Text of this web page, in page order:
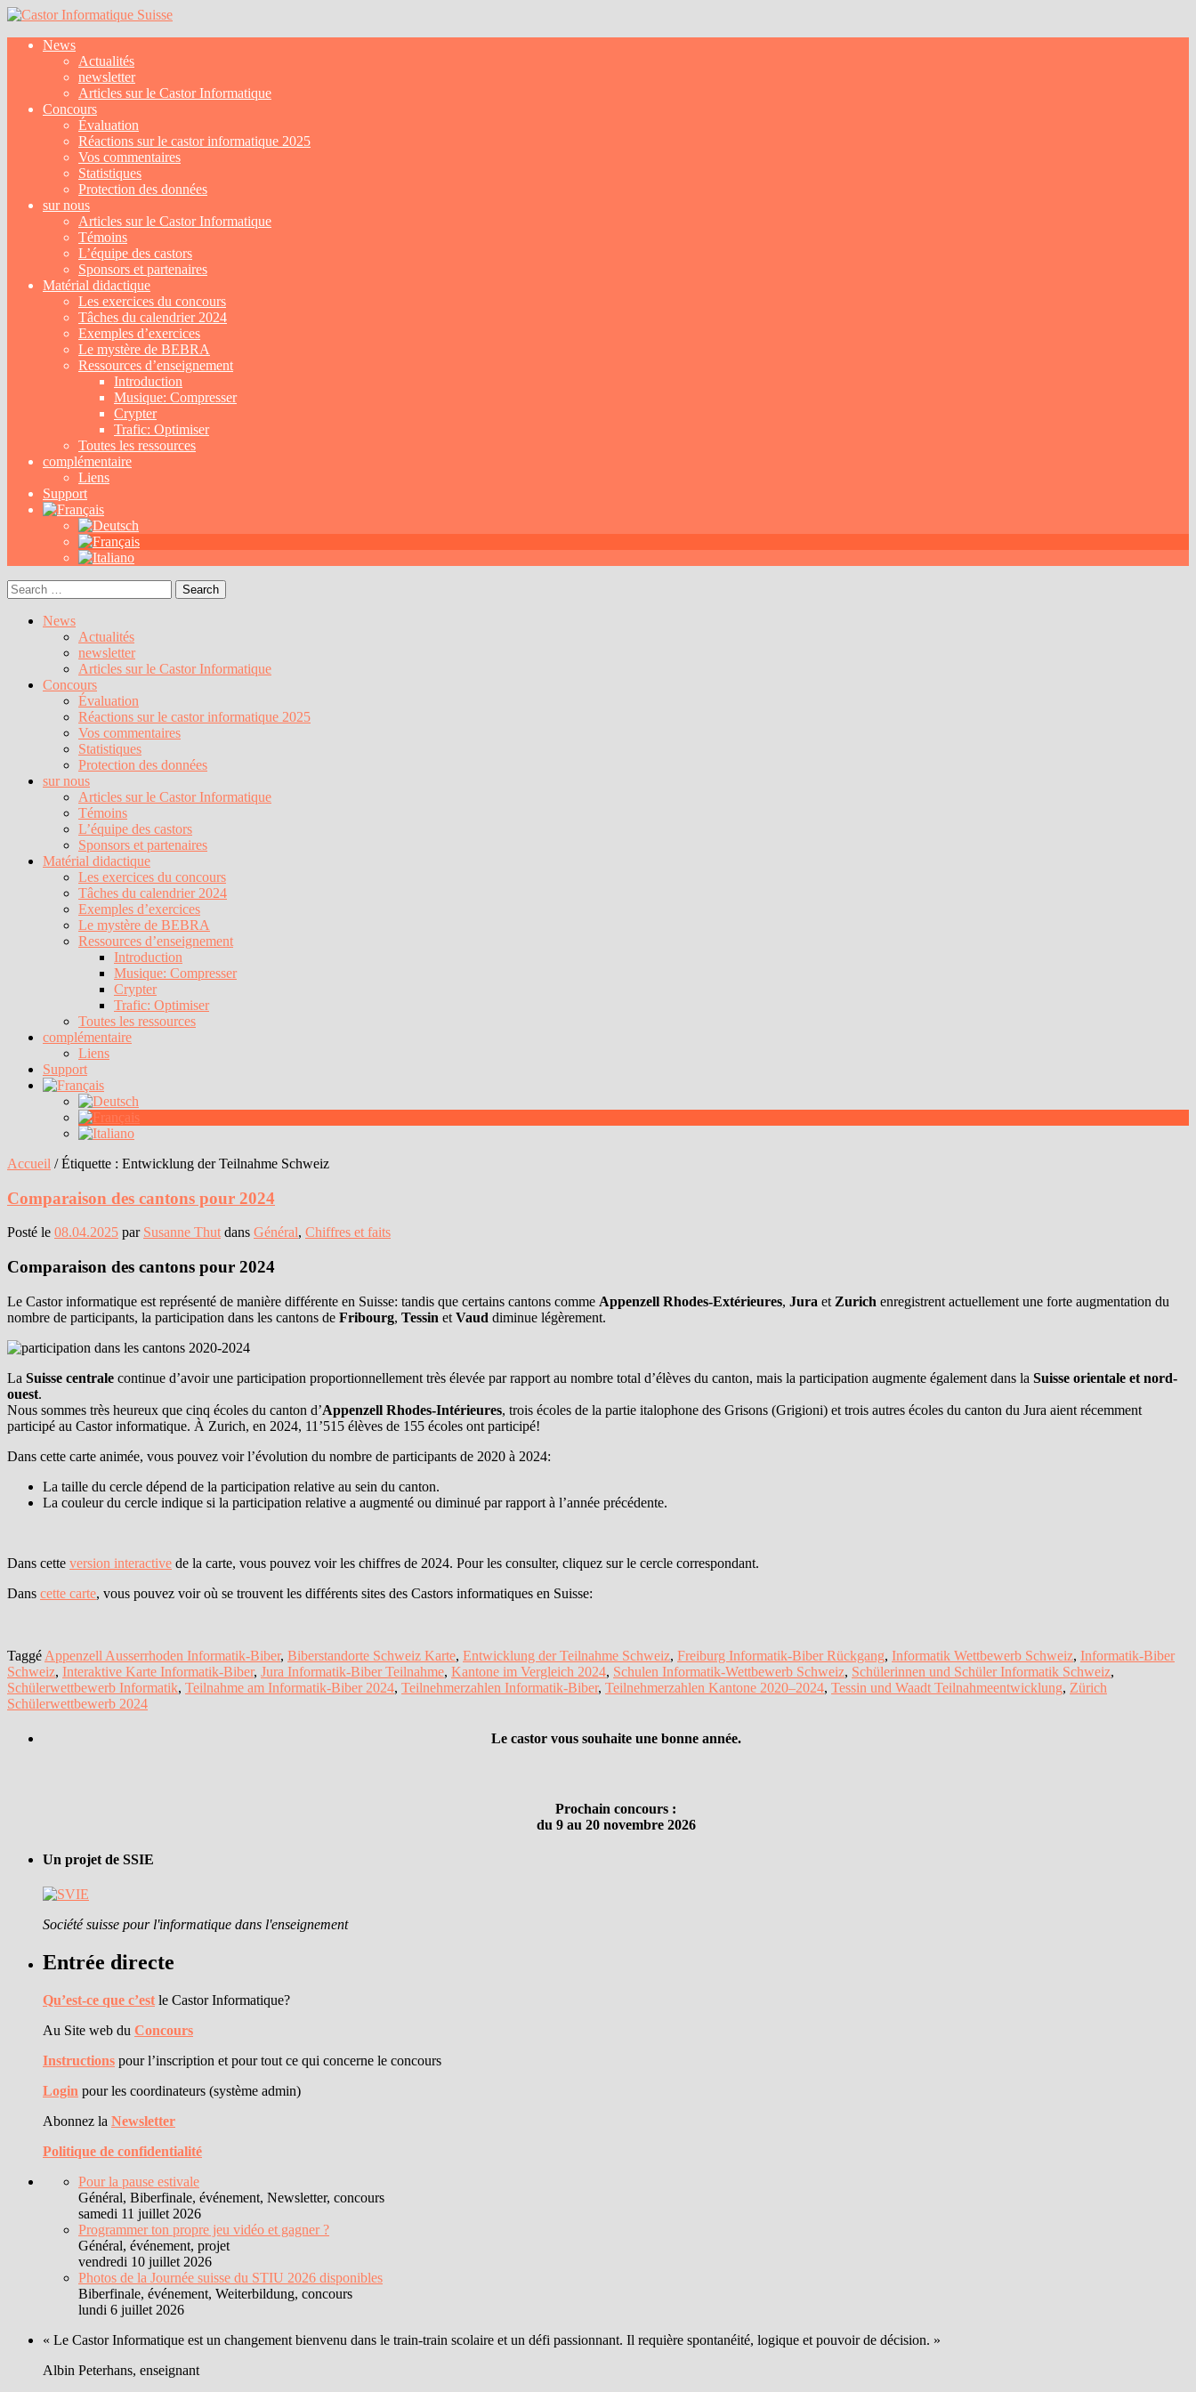
News
Actualités
newsletter
Articles sur le Castor Informatique
Concours
Évaluation
Réactions sur le castor informatique 2025
Vos commentaires
Statistiques
Protection des données
sur nous
Articles sur le Castor Informatique
Témoins
L’équipe des castors
Sponsors et partenaires
Matérial didactique
Les exercices du concours
Tâches du calendrier 2024
Exemples d’exercices
Le mystère de BEBRA
Ressources d’enseignement
Introduction
Musique: Compresser
Crypter
Trafic: Optimiser
Toutes les ressources
complémentaire
Liens
Support
Search
for:
News
Actualités
newsletter
Articles sur le Castor Informatique
Concours
Évaluation
Réactions sur le castor informatique 2025
Vos commentaires
Statistiques
Protection des données
sur nous
Articles sur le Castor Informatique
Témoins
L’équipe des castors
Sponsors et partenaires
Matérial didactique
Les exercices du concours
Tâches du calendrier 2024
Exemples d’exercices
Le mystère de BEBRA
Ressources d’enseignement
Introduction
Musique: Compresser
Crypter
Trafic: Optimiser
Toutes les ressources
complémentaire
Liens
Support
Accueil /Étiquette : Entwicklung der Teilnahme Schweiz
Comparaison des cantons pour 2024
Posté le 08.04.2025 par Susanne Thut dans Général, Chiffres et faits
Comparaison des cantons pour 2024
Le Castor informatique est représenté de manière différente en Suisse: tandis que certains cantons comme Appenzell Rhodes-Extérieures, Jura et Zurich enregistrent actuellement une forte augmentation du
nombre de participants, la participation dans les cantons de Fribourg, Tessin et Vaud diminue légèrement.
La Suisse centrale continue d’avoir une participation proportionnellement très élevée par rapport au nombre total d’élèves du canton, mais la participation augmente également dans la Suisse orientale et nord-
ouest.
Nous sommes très heureux que cinq écoles du canton d’Appenzell Rhodes-Intérieures, trois écoles de la partie italophone des Grisons (Grigioni) et trois autres écoles du canton du Jura aient récemment
participé au Castor informatique. À Zurich, en 2024, 11’515 élèves de 155 écoles ont participé!
Dans cette carte animée, vous pouvez voir l’évolution du nombre de participants de 2020 à 2024:
La taille du cercle dépend de la participation relative au sein du canton.
La couleur du cercle indique si la participation relative a augmenté ou diminué par rapport à l’année précédente.
Dans cette version interactive de la carte, vous pouvez voir les chiffres de 2024. Pour les consulter, cliquez sur le cercle correspondant.
Dans cette carte, vous pouvez voir où se trouvent les différents sites des Castors informatiques en Suisse:
Taggé Appenzell Ausserrhoden Informatik-Biber, Biberstandorte Schweiz Karte, Entwicklung der Teilnahme Schweiz, Freiburg Informatik-Biber Rückgang, Informatik Wettbewerb Schweiz, Informatik-Biber
Schweiz, Interaktive Karte Informatik-Biber, Jura Informatik-Biber Teilnahme, Kantone im Vergleich 2024, Schulen Informatik-Wettbewerb Schweiz, Schülerinnen und Schüler Informatik Schweiz,
Schülerwettbewerb Informatik, Teilnahme am Informatik-Biber 2024, Teilnehmerzahlen Informatik-Biber, Teilnehmerzahlen Kantone 2020–2024, Tessin und Waadt Teilnahmeentwicklung, Zürich
Schülerwettbewerb 2024
Le castor vous souhaite une bonne année.
Prochain concours :
du 9 au 20 novembre 2026
Un projet de SSIE
Société suisse pour l'informatique dans l'enseignement
Entrée directe
Qu’est-ce que c’est le Castor Informatique?
Au Site web du Concours
Instructions pour l’inscription et pour tout ce qui concerne le concours
Login pour les coordinateurs (système admin)
Abonnez la Newsletter
Politique de confidentialité
Pour la pause estivale
Général, Biberfinale, événement, Newsletter, concours
samedi 11 juillet 2026
Programmer ton propre jeu vidéo et gagner ?
Général, événement, projet
vendredi 10 juillet 2026
Photos de la Journée suisse du STIU 2026 disponibles
Biberfinale, événement, Weiterbildung, concours
lundi 6 juillet 2026
« Le Castor Informatique est un changement bienvenu dans le train-train scolaire et un défi passionnant. Il requière spontanéité, logique et pouvoir de décision. »
Albin Peterhans, enseignant